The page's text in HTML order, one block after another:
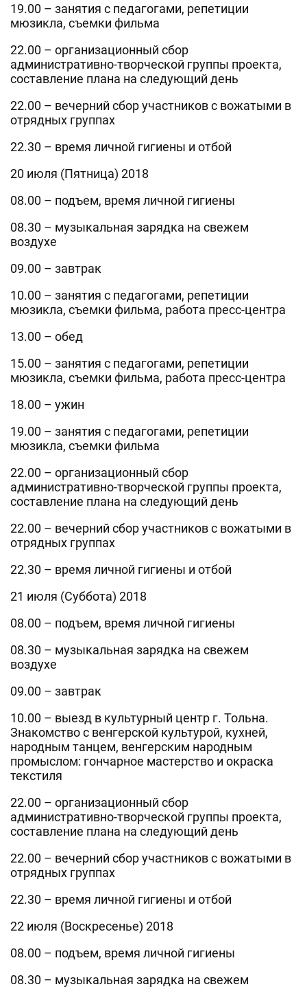
19.00 – занятия с педагогами, репетиции
мюзикла, съемки фильма
22.00 – организационный сбор
административно-творческой группы проекта,
составление плана на следующий день
22.00 – вечерний сбор участников с вожатыми в
отрядных группах
22.30 – время личной гигиены и отбой
20 июля (Пятница) 2018
08.00 – подъем, время личной гигиены
08.30 – музыкальная зарядка на свежем
воздухе
09.00 – завтрак
10.00 – занятия с педагогами, репетиции
мюзикла, съемки фильма, работа пресс-центра
13.00 – обед
15.00 – занятия с педагогами, репетиции
мюзикла, съемки фильма, работа пресс-центра
18.00 – ужин
19.00 – занятия с педагогами, репетиции
мюзикла, съемки фильма
22.00 – организационный сбор
административно-творческой группы проекта,
составление плана на следующий день
22.00 – вечерний сбор участников с вожатыми в
отрядных группах
22.30 – время личной гигиены и отбой
21 июля (Суббота) 2018
08.00 – подъем, время личной гигиены
08.30 – музыкальная зарядка на свежем
воздухе
09.00 – завтрак
10.00 – выезд в культурный центр г. Тольна.
Знакомство с венгерской культурой, кухней,
народным танцем, венгерским народным
промыслом: гончарное мастерство и окраска
текстиля
22.00 – организационный сбор
административно-творческой группы проекта,
составление плана на следующий день
22.00 – вечерний сбор участников с вожатыми в
отрядных группах
22.30 – время личной гигиены и отбой
22 июля (Воскресенье) 2018
08.00 – подъем, время личной гигиены
08.30 – музыкальная зарядка на свежем